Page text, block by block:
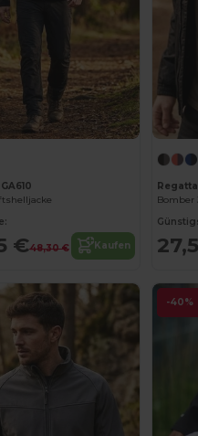
€48,30 € Kaufen
Bomber
-40%